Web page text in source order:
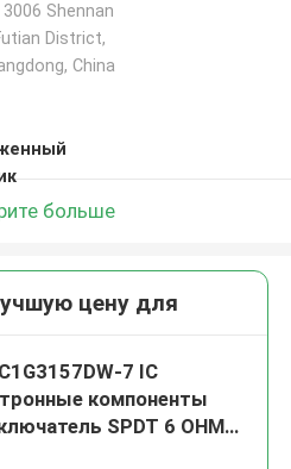
Shennan
District,
China
больше
цену для
7 IC
компоненты
SPDT 6 OHM